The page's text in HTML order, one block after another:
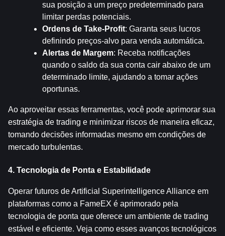
sua posição a um preço predeterminado para
limitar perdas potenciais.
Ordens de Take-Profit: Garanta seus lucros
definindo preços-alvo para venda automática.
Alertas de Margem: Receba notificações
quando o saldo da sua conta cair abaixo de um
determinado limite, ajudando a tomar ações
oportunas.
Ao aproveitar essas ferramentas, você pode aprimorar sua
estratégia de trading e minimizar riscos de maneira eficaz,
tomando decisões informadas mesmo em condições de
mercado turbulentas.
4. Tecnologia de Ponta e Estabilidade
Operar futuros de Artificial Superintelligence Alliance em
plataformas como a FameEX é aprimorado pela
tecnologia de ponta que oferece um ambiente de trading
estável e eficiente. Veja como esses avanços tecnológicos